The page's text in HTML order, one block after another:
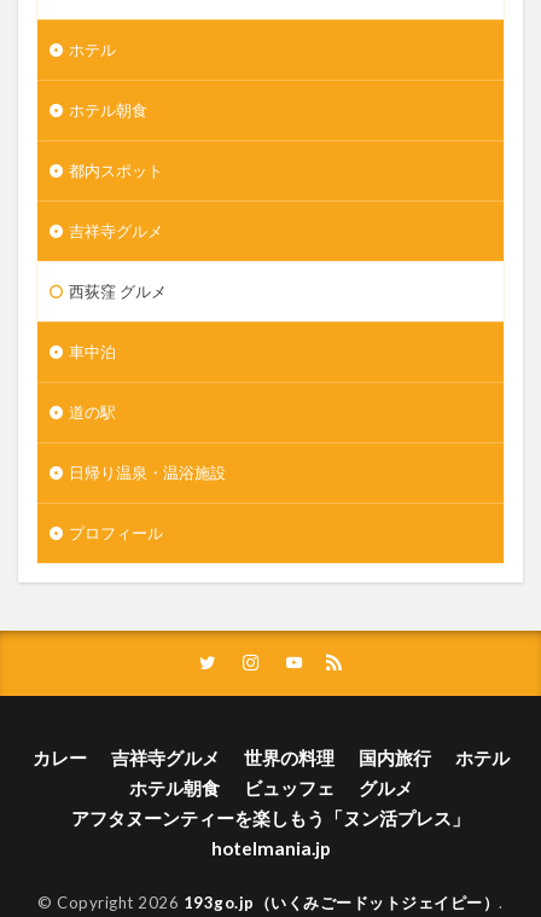
ホテル
ホテル朝食
都内スポット
吉祥寺グルメ
西荻窪 グルメ
車中泊
道の駅
日帰り温泉・温浴施設
プロフィール
カレー 吉祥寺グルメ 世界の料理 国内旅行
ホテル
ホテル朝食
ビュッフェ
グルメ
アフタヌーンティーを楽しもう「ヌン活プレス」
hotelmania.jp
© Copyright 2026 193go.jp（いくみごードットジェイピー）.